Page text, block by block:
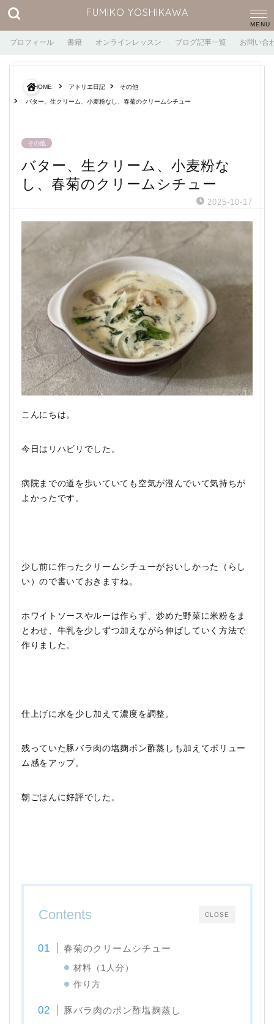
FUMIKO YOSHIKAWA
プロフィール 書籍 オンラインレッスン ブログ記事一覧 お問い合
HOME アトリエ日記 その他
バター、生クリーム、小麦粉なし、春菊のクリームシチュー
その他
バター、生クリーム、小麦粉な
し、春菊のクリームシチュー
2025-10-17
こんにちは。
今日はリハビリでした。
病院までの道を歩いていても空気が澄んでいて気持ちが
よかったです。
少し前に作ったクリームシチューがおいしかった（らし
い）ので書いておきますね。
ホワイトソースやルーは作らず、炒めた野菜に米粉をま
とわせ、牛乳を少しずつ加えながら伸ばしていく方法で
作りました。
仕上げに水を少し加えて濃度を調整。
残っていた豚バラ肉の塩麹ポン酢蒸しも加えてボリュー
ム感をアップ。
朝ごはんに好評でした。
CLOSE
Contents
春菊のクリームシチュー
材料（1人分）
作り方
豚バラ肉のポン酢塩麹蒸し